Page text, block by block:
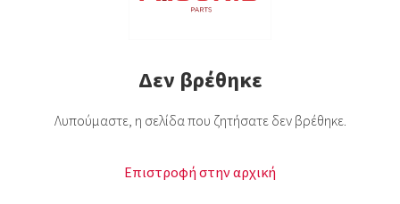
Δεν βρέθηκε
Λυπούμαστε, η σελίδα που ζητήσατε δεν βρέθηκε.
Επιστροφή στην αρχική